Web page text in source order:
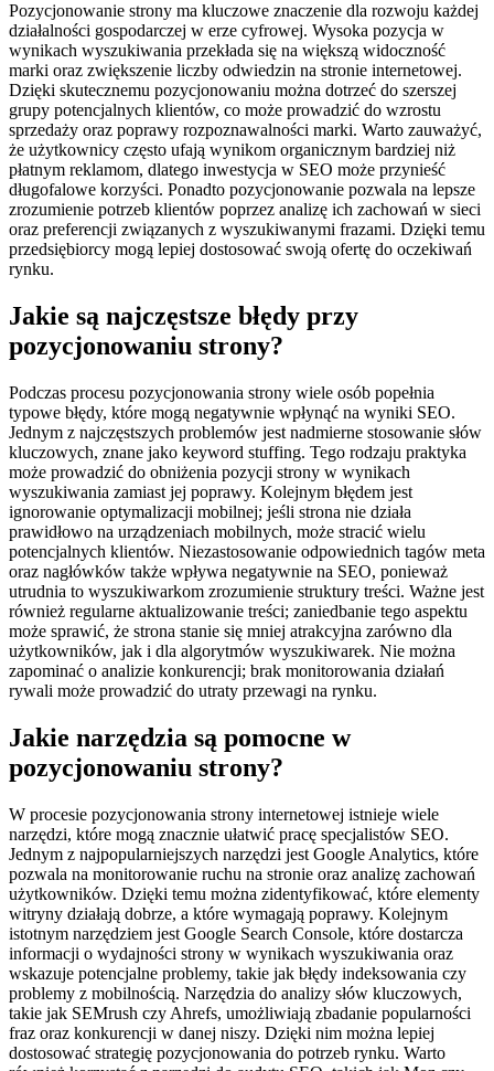
Pozycjonowanie strony ma kluczowe znaczenie dla rozwoju każdej
działalności gospodarczej w erze cyfrowej. Wysoka pozycja w
wynikach wyszukiwania przekłada się na większą widoczność
marki oraz zwiększenie liczby odwiedzin na stronie internetowej.
Dzięki skutecznemu pozycjonowaniu można dotrzeć do szerszej
grupy potencjalnych klientów, co może prowadzić do wzrostu
sprzedaży oraz poprawy rozpoznawalności marki. Warto zauważyć,
że użytkownicy często ufają wynikom organicznym bardziej niż
płatnym reklamom, dlatego inwestycja w SEO może przynieść
długofalowe korzyści. Ponadto pozycjonowanie pozwala na lepsze
zrozumienie potrzeb klientów poprzez analizę ich zachowań w sieci
oraz preferencji związanych z wyszukiwanymi frazami. Dzięki temu
przedsiębiorcy mogą lepiej dostosować swoją ofertę do oczekiwań
rynku.
Jakie są najczęstsze błędy przy
pozycjonowaniu strony?
Podczas procesu pozycjonowania strony wiele osób popełnia
typowe błędy, które mogą negatywnie wpłynąć na wyniki SEO.
Jednym z najczęstszych problemów jest nadmierne stosowanie słów
kluczowych, znane jako keyword stuffing. Tego rodzaju praktyka
może prowadzić do obniżenia pozycji strony w wynikach
wyszukiwania zamiast jej poprawy. Kolejnym błędem jest
ignorowanie optymalizacji mobilnej; jeśli strona nie działa
prawidłowo na urządzeniach mobilnych, może stracić wielu
potencjalnych klientów. Niezastosowanie odpowiednich tagów meta
oraz nagłówków także wpływa negatywnie na SEO, ponieważ
utrudnia to wyszukiwarkom zrozumienie struktury treści. Ważne jest
również regularne aktualizowanie treści; zaniedbanie tego aspektu
może sprawić, że strona stanie się mniej atrakcyjna zarówno dla
użytkowników, jak i dla algorytmów wyszukiwarek. Nie można
zapominać o analizie konkurencji; brak monitorowania działań
rywali może prowadzić do utraty przewagi na rynku.
Jakie narzędzia są pomocne w
pozycjonowaniu strony?
W procesie pozycjonowania strony internetowej istnieje wiele
narzędzi, które mogą znacznie ułatwić pracę specjalistów SEO.
Jednym z najpopularniejszych narzędzi jest Google Analytics, które
pozwala na monitorowanie ruchu na stronie oraz analizę zachowań
użytkowników. Dzięki temu można zidentyfikować, które elementy
witryny działają dobrze, a które wymagają poprawy. Kolejnym
istotnym narzędziem jest Google Search Console, które dostarcza
informacji o wydajności strony w wynikach wyszukiwania oraz
wskazuje potencjalne problemy, takie jak błędy indeksowania czy
problemy z mobilnością. Narzędzia do analizy słów kluczowych,
takie jak SEMrush czy Ahrefs, umożliwiają zbadanie popularności
fraz oraz konkurencji w danej niszy. Dzięki nim można lepiej
dostosować strategię pozycjonowania do potrzeb rynku. Warto